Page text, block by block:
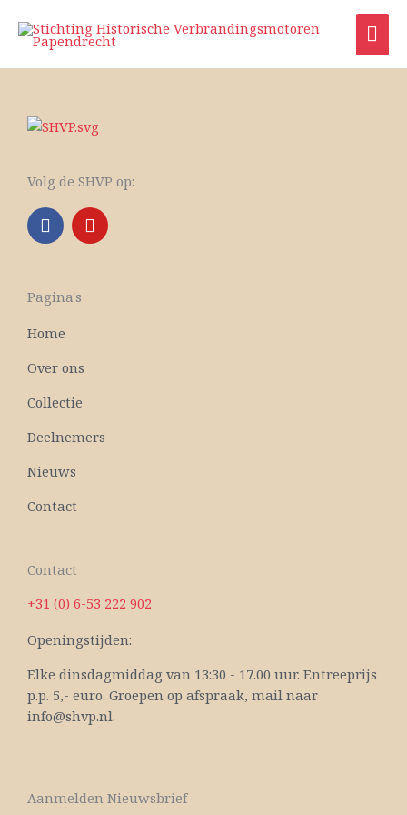
naar
inhoud
Volg de SHVP op:
F
a
c
b
o
k
Y
o
u
Pagina's
Home
Over ons
Collectie
Deelnemers
Nieuws
Contact
Contact
+31 (0) 6-53 222 902
Openingstijden:
Elke dinsdagmiddag van 13:30 - 17.00 uur. Entreeprijs
p.p. 5,- euro. Groepen op afspraak, mail naar
info@shvp.nl.
Aanmelden Nieuwsbrief